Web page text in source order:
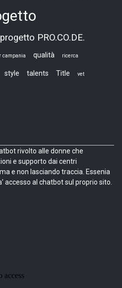
progetto PRO.CO.DE.
campania qualità ricerca
style talents Title vet
rivolto alle donne che
e supporto dai centri
e non lasciando traccia. Essenia
accesso al chatbot sul proprio sito.